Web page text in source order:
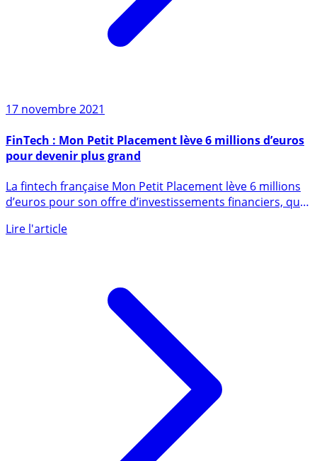
17 novembre 2021
FinTech : Mon Petit Placement lève 6 millions d’euros
pour devenir plus grand
d’euros pour son offre d’investissements financiers, qui